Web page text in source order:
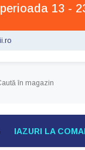
13 -
IAZURI LA